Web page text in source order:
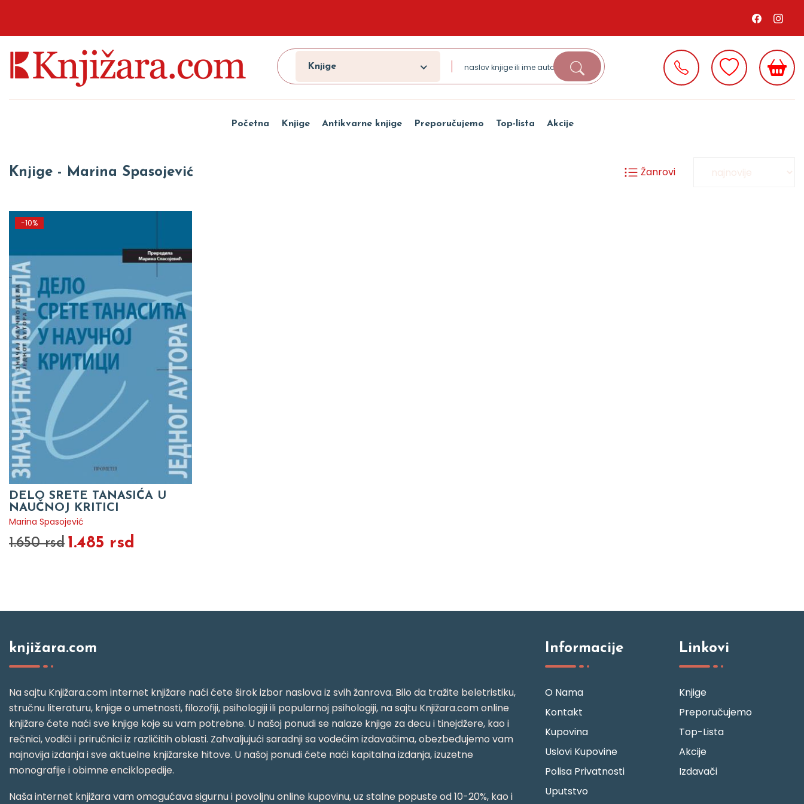
Knjige
Početna Knjige Antikvarne knjige Preporučujemo Top-lista Akcije
Knjige - Marina Spasojević Žanrovi
-10%
DELO SRETE TANASIĆA U
NAUČNOJ KRITICI
Marina Spasojević
1.650 rsd 1.485 rsd
knjižara.com
Na sajtu Knjižara.com internet knjižare naći ćete širok izbor naslova iz svih žanrova. Bilo da tražite beletristiku,
stručnu literaturu, knjige o umetnosti, filozofiji, psihologiji ili popularnoj psihologiji, na sajtu Knjižara.com online
knjižare ćete naći sve knjige koje su vam potrebne. U našoj ponudi se nalaze knjige za decu i tinejdžere, kao i
rečnici, vodiči i priručnici iz različitih oblasti. Zahvaljujući saradnji sa vodećim izdavačima, obezbeđujemo vam
najnovija izdanja i sve aktuelne knjižarske hitove. U našoj ponudi ćete naći kapitalna izdanja, izuzetne
monografije i obimne enciklopedije.
Naša internet knjižara vam omogućava sigurnu i povoljnu online kupovinu, uz stalne popuste od 10-20%, kao i
Informacije
O Nama
Kontakt
Kupovina
Uslovi Kupovine
Polisa Privatnosti
Uputstvo
Linkovi
Knjige
Preporučujemo
Top-Lista
Akcije
Izdavači